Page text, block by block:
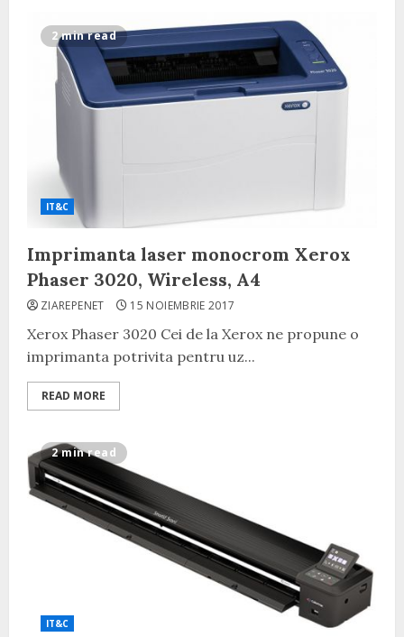
2 min read
IT&C
Imprimanta laser monocrom Xerox
Phaser 3020, Wireless, A4
ZIAREPENET 15 NOIEMBRIE 2017
Xerox Phaser 3020 Cei de la Xerox ne propune o
imprimanta potrivita pentru uz...
READ MORE
2 min read
IT&C